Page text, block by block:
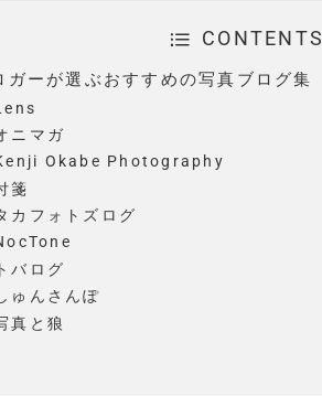
CONTENTS
ガーが選ぶおすすめの写真ブログ集
ニマガ
Okabe Photography
箋
カフォトズログ
バログ
ゅんさんぽ
真と狼